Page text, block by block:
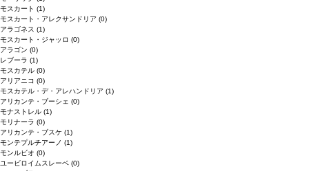
モスカート (1)
モスカート・アレクサンドリア (0)
アラゴネス (1)
モスカート・ジャッロ (0)
アラゴン (0)
レブーラ (1)
モスカテル (0)
アリアニコ (0)
モスカテル・デ・アレハンドリア (1)
アリカンテ・ブーシェ (0)
モナストレル (1)
モリナーラ (0)
アリカンテ・ブスケ (1)
モンテプルチアーノ (1)
モンルビオ (0)
ユービロイムスレーベ (0)